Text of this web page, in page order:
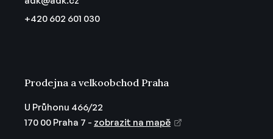
u
+420 602 601 030
Prodejna a velkoobchod Praha
U Průhonu 466/22
170 00 Praha 7 - zobrazit na mapě